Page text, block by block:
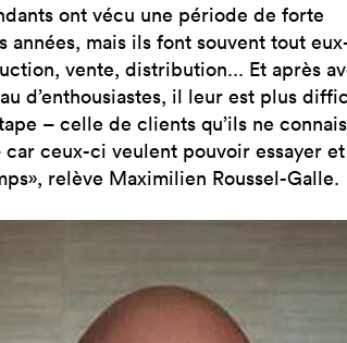
ont vécu une période de forte
années, mais ils font souvent tout
vente, distribution... Et après
d’enthousiastes, il leur est plus
– celle de clients qu’ils ne
ceux-ci veulent pouvoir essayer
relève Maximilien Roussel-Galle.